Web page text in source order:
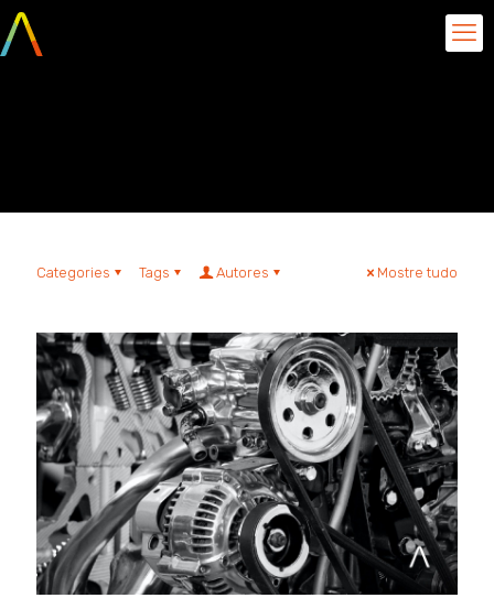
Categories Tags Autores Mostre tudo